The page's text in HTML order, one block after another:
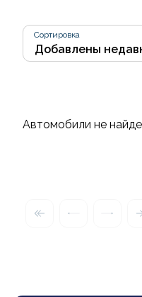
Сортировка
Автомобили не